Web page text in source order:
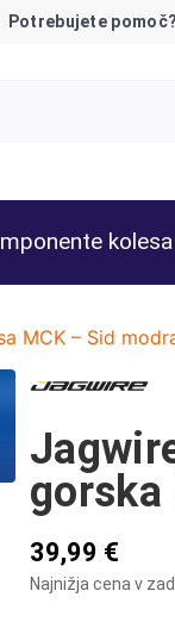
Potrebujete pomoč?
kolesa
MCK – Sid
gorska
39,99 €
Najnižja cena v